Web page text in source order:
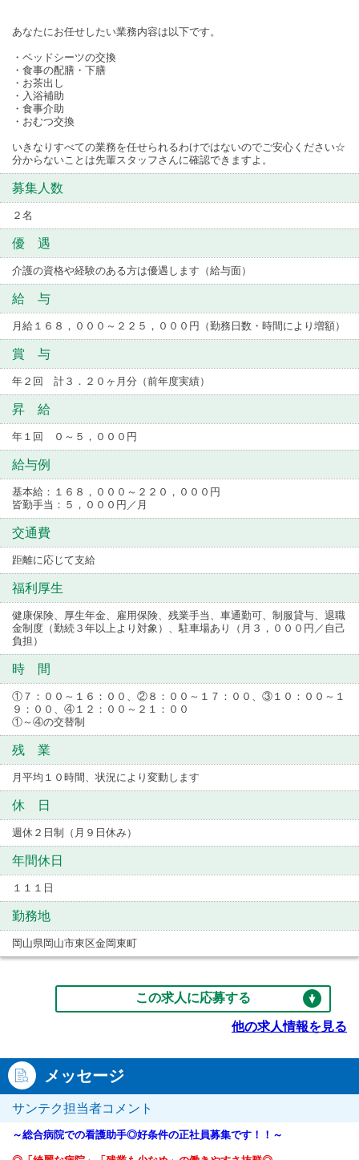
あなたにお任せしたい業務内容は以下です。
・ベッドシーツの交換
・食事の配膳・下膳
・お茶出し
・入浴補助
・食事介助
・おむつ交換
いきなりすべての業務を任せられるわけではないのでご安心ください☆
分からないことは先輩スタッフさんに確認できますよ。
募集人数
２名
優 遇
介護の資格や経験のある方は優遇します（給与面）
給 与
月給１６８，０００～２２５，０００円（勤務日数・時間により増額）
賞 与
年２回 計３．２０ヶ月分（前年度実績）
昇 給
年１回 ０～５，０００円
給与例
基本給：１６８，０００～２２０，０００円
皆勤手当：５，０００円／月
交通費
距離に応じて支給
福利厚生
健康保険、厚生年金、雇用保険、残業手当、車通勤可、制服貸与、退職
金制度（勤続３年以上より対象）、駐車場あり（月３，０００円／自己
負担）
時 間
①７：００～１６：００、②８：００～１７：００、③１０：００～１
９：００、④１２：００～２１：００
①～④の交替制
残 業
月平均１０時間、状況により変動します
休 日
週休２日制（月９日休み）
年間休日
１１１日
勤務地
岡山県岡山市東区金岡東町
この求人に応募する
他の求人情報を見る
メッセージ
サンテク担当者コメント
～総合病院での看護助手◎好条件の正社員募集です！！～